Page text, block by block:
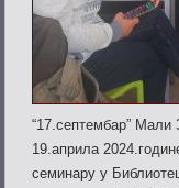
“17.септембар” Mали
19.априла
семинару у